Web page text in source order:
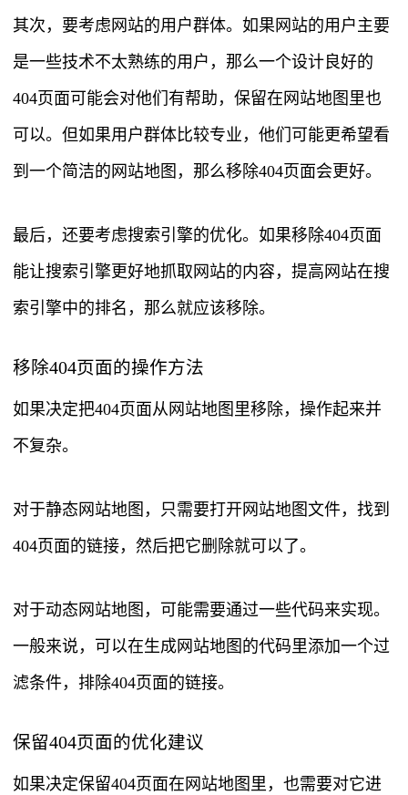
其次，要考虑网站的用户群体。如果网站的用户主要
是一些技术不太熟练的用户，那么一个设计良好的
404页面可能会对他们有帮助，保留在网站地图里也
可以。但如果用户群体比较专业，他们可能更希望看
到一个简洁的网站地图，那么移除404页面会更好。
最后，还要考虑搜索引擎的优化。如果移除404页面
能让搜索引擎更好地抓取网站的内容，提高网站在搜
索引擎中的排名，那么就应该移除。
移除404页面的操作方法
如果决定把404页面从网站地图里移除，操作起来并
不复杂。
对于静态网站地图，只需要打开网站地图文件，找到
404页面的链接，然后把它删除就可以了。
对于动态网站地图，可能需要通过一些代码来实现。
一般来说，可以在生成网站地图的代码里添加一个过
滤条件，排除404页面的链接。
保留404页面的优化建议
如果决定保留404页面在网站地图里，也需要对它进